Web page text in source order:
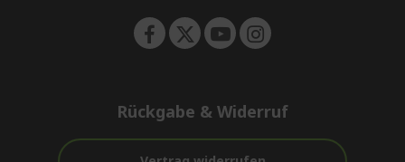
Rückgabe & Widerruf